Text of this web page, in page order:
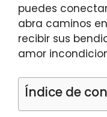
puedes
abra caminos
recibir sus
amor
Índice de